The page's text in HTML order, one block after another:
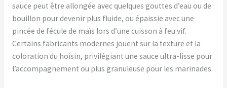
sauce peut être allongée avec quelques gouttes d’eau ou de
bouillon pour devenir plus fluide, ou épaissie avec une
pincée de fécule de maïs lors d’une cuisson à feu vif.
Certains fabricants modernes jouent sur la texture et la
coloration du hoisin, privilégiant une sauce ultra-lisse pour
l’accompagnement ou plus granuleuse pour les marinades.